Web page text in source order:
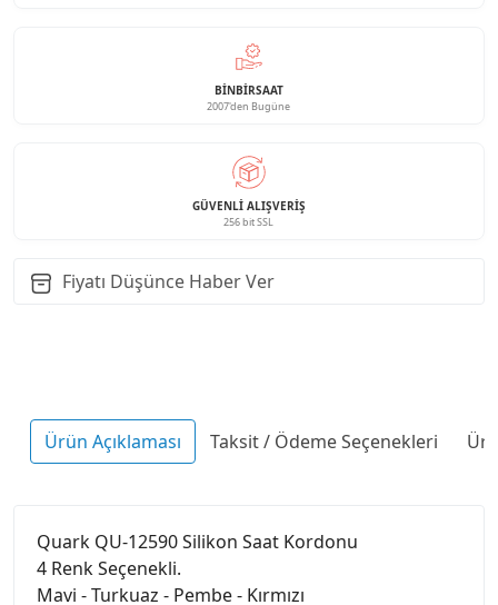
BINBIRSAAT
2007'den Bugüne
GÜVENLI ALIŞVERIŞ
256 bit SSL
Fiyatı Düşünce Haber Ver
Ürün Açıklaması Taksit / Ödeme Seçenekleri
Quark QU-12590 Silikon Saat Kordonu
4 Renk Seçenekli.
Mavi - Turkuaz - Pembe - Kırmızı